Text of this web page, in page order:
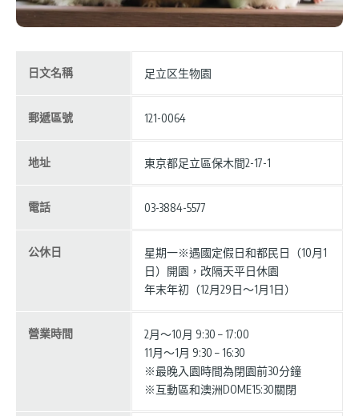
日文名稱 足立区生物園
郵遞區號 121-0064
地址 東京都足立區保木間2-17-1
電話 03-3884-5577
公休日
星期一※遇國定假日和都民日（10月1
日）開園，改隔天平日休園
年末年初（12月29日～1月1日）
營業時間
2月～10月 9:30 – 17:00
11月～1月 9:30 – 16:30
※最晚入園時間為閉園前30分鐘
※互動區和澳洲DOME15:30關閉